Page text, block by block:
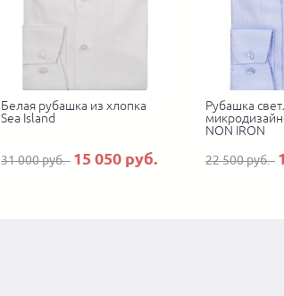
Белая рубашка из хлопка
Sea Island
31 000 руб. 15 050 руб.
Рубашка
NON IRON
22 500 руб.